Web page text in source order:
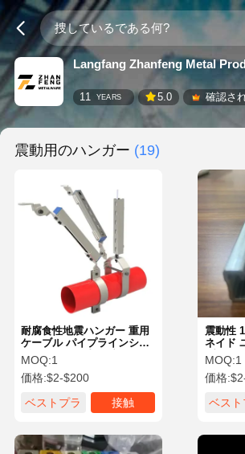
Langfang Zhanfeng Metal
11 YEARS 5.0 確認さ
震動用のハンガー (19)
耐腐食性地震ハンガー 重用
ケーブル パイプラインシス
テムのための地震ブレーキ
ング
MOQ:1
価格:$2-$200
ベストプラ
接触
震動性
ネイド
ブレー
震耐性
MOQ:1
価格:
ベスト